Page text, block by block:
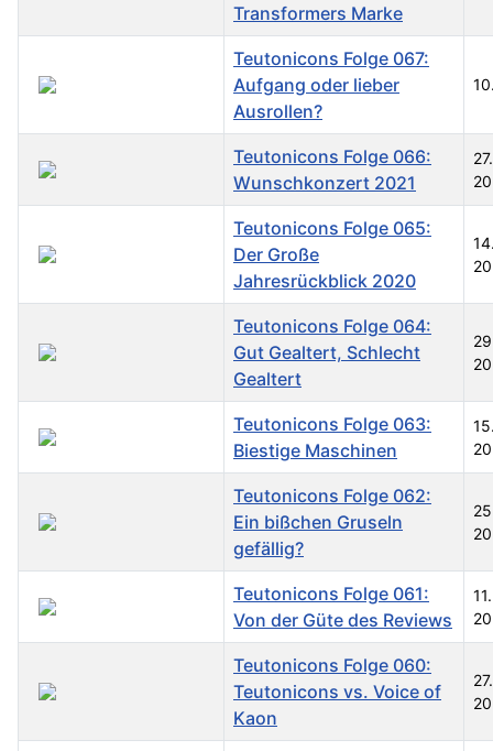
Transformers Marke
Teutonicons Folge 067:
Aufgang oder lieber
Ausrollen?
Teutonicons Folge 066:
Wunschkonzert 2021
Teutonicons Folge 065:
Der Große
Jahresrückblick 2020
Teutonicons Folge 064:
Gut Gealtert, Schlecht
Gealtert
Teutonicons Folge 063:
Biestige Maschinen
Teutonicons Folge 062:
Ein bißchen Gruseln
gefällig?
Teutonicons Folge 061:
Von der Güte des Reviews
Teutonicons Folge 060:
Teutonicons vs. Voice of
Kaon